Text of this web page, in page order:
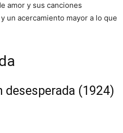
amor y sus canciones
un acercamiento mayor a lo que
desesperada (1924)